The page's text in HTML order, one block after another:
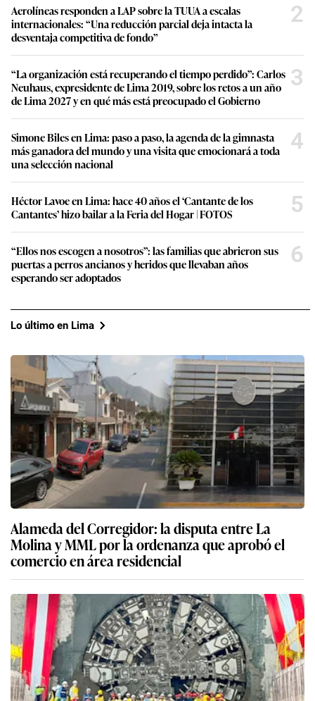
Aerolíneas responden a LAP sobre la TUUA a escalas
internacionales: “Una reducción parcial deja intacta la
desventaja competitiva de fondo”
2
“La organización está recuperando el tiempo perdido”: Carlos
Neuhaus, expresidente de Lima 2019, sobre los retos a un año
de Lima 2027 y en qué más está preocupado el Gobierno
3
Simone Biles en Lima: paso a paso, la agenda de la gimnasta
más ganadora del mundo y una visita que emocionará a toda
una selección nacional
4
Héctor Lavoe en Lima: hace 40 años el ‘Cantante de los
Cantantes’ hizo bailar a la Feria del Hogar | FOTOS
5
“Ellos nos escogen a nosotros”: las familias que abrieron sus
puertas a perros ancianos y heridos que llevaban años
esperando ser adoptados
6
Lo último en Lima
Alameda del Corregidor: la disputa entre La
Molina y MML por la ordenanza que aprobó el
comercio en área residencial